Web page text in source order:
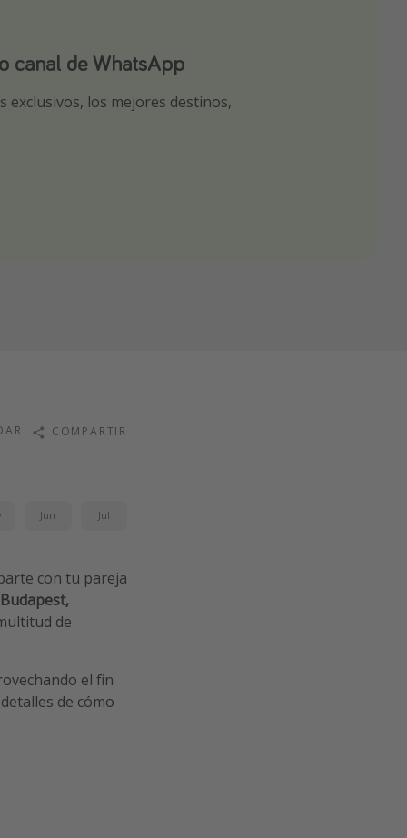
canal de WhatsApp
exclusivos, los mejores destinos,
nuestros chollazos
canal de Telegram!
seleccionadas para ti por nuestros
COMPARTIR
Jun Jul
con tu pareja
de
el fin
de cómo